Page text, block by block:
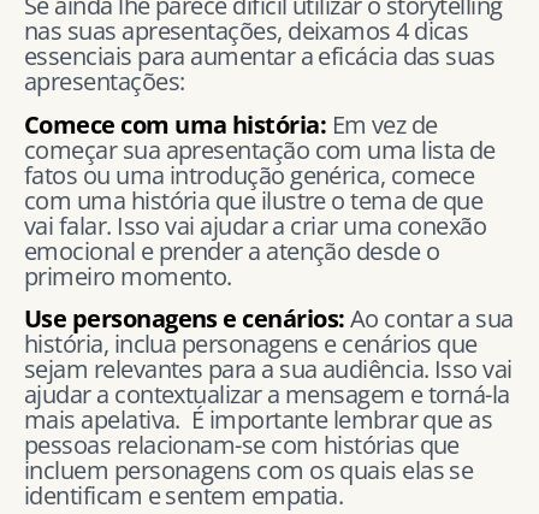
nas suas apresentações, deixamos 4 dicas
essenciais para aumentar a eficácia das suas
apresentações:
Comece com uma história: Em vez de
começar sua apresentação com uma lista de
fatos ou uma introdução genérica, comece
com uma história que ilustre o tema de que
vai falar. Isso vai ajudar a criar uma conexão
emocional e prender a atenção desde o
primeiro momento.
Use personagens e cenários:Ao contar a sua
história, inclua personagens e cenários que
sejam relevantes para a sua audiência. Isso vai
ajudar a contextualizar a mensagem e torná-la
mais apelativa. É importante lembrar que as
pessoas relacionam-se com histórias que
incluem personagens com os quais elas se
identificam e sentem empatia.